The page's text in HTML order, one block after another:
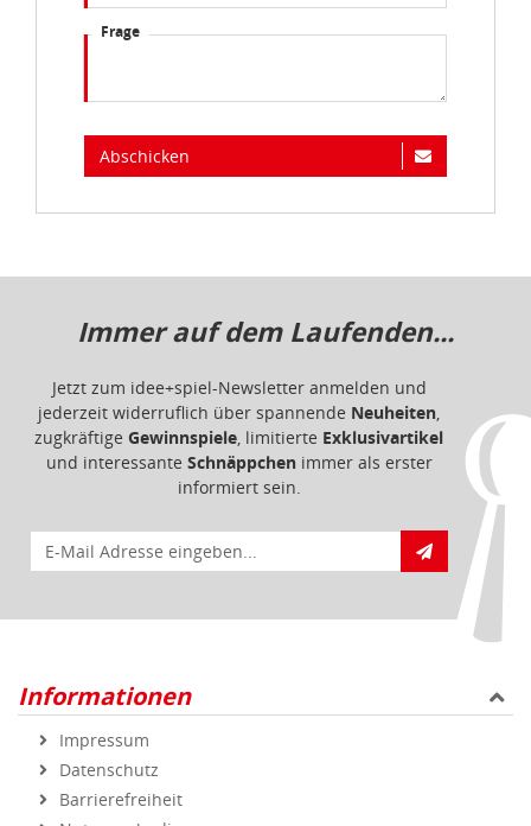
Frage
Abschicken
Immer auf dem Laufenden...
Jetzt zum idee+spiel-Newsletter anmelden und
jederzeit widerruflich über spannende Neuheiten,
zugkräftige Gewinnspiele, limitierte Exklusivartikel
und interessante Schnäppchenimmer als erster
informiert sein.
E-Mail für Newsletteranmeldung
Informationen
Impressum
Datenschutz
Barrierefreiheit